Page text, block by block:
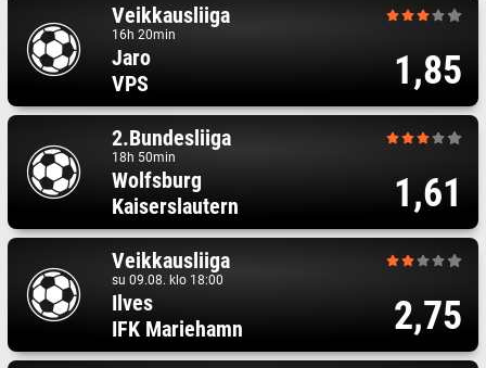
Veikkausliiga
16h 20min
Jaro
VPS
1,85
2.Bundesliiga
18h 50min
Wolfsburg
Kaiserslautern
1,61
Veikkausliiga
su 09.08. klo 18:00
Ilves
IFK Mariehamn
2,75